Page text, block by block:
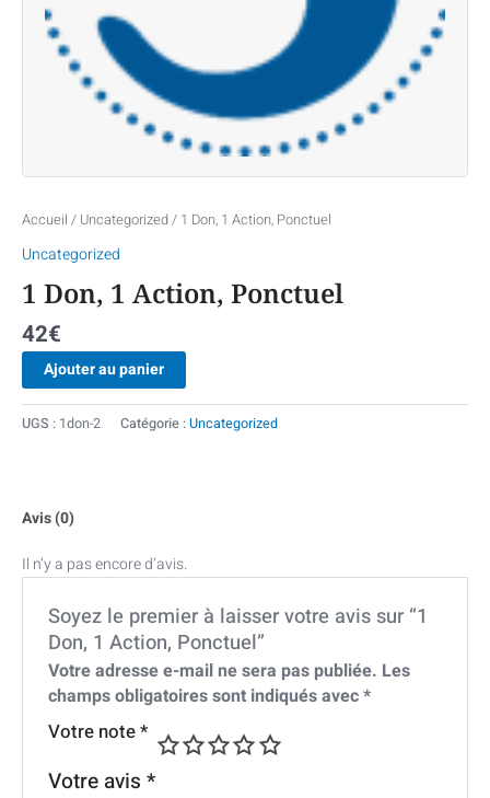
Accueil / Uncategorized/ 1 Don, 1 Action, Ponctuel
Uncategorized
1 Don, 1 Action, Ponctuel
42€
Ajouter au panier
UGS : 1don-2 Catégorie :Uncategorized
Avis (0)
Il n’y a pas encore d’avis.
Soyez le premier à laisser votre avis sur “1
Don, 1 Action, Ponctuel”
Votre adresse e-mail ne sera pas publiée. Les
champs obligatoires sont indiqués avec*
Votre note*
Votre avis*